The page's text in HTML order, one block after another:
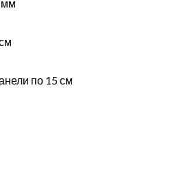
мм
по 15 см